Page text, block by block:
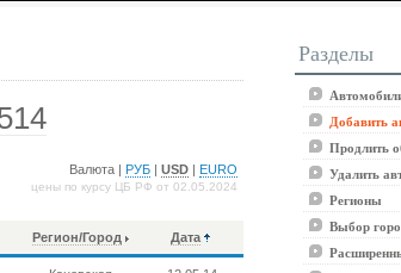
Валюта | РУБ |USD EURO
цены по курсу ЦБ РФ от 02.05.2024
Регион/Город Дата
Разделы
Добавить
Продлить
Удалить
Регионы
Выбор